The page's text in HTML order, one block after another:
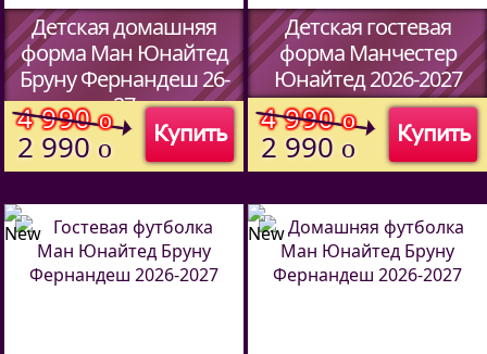
Детская домашняя
форма Ман Юнайтед
Бруну Фернандеш 26-
27
(Код:5902701) Купить
4 990o
2 990 o
Детская гостевая
форма Манчестер
Юнайтед 2026-2027
(Код:5902701
Купить
4 990o
2 990 o